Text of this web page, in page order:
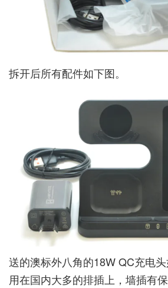
拆开后所有配件如下图。
送的澳标外八角的18W QC充电
用在国内大多的排插上，墙插有